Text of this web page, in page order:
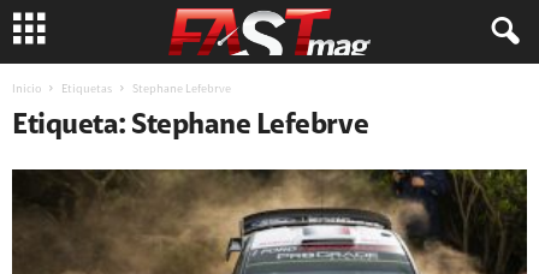
Inicio Etiquetas Stephane Lefebrve
Etiqueta: Stephane Lefebrve